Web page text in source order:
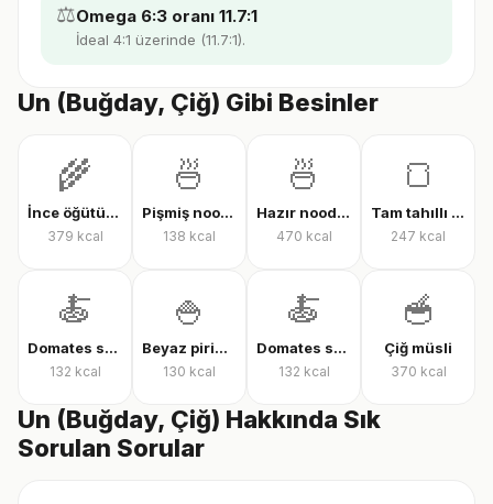
⚖️Omega 6:3 oranı 11.7:1
İdeal 4:1 üzerinde (11.7:1).
Un (Buğday, Çiğ) Gibi Besinler
🌾
İnce öğütülmüş yulaf (çiğ)
379 kcal
🍜
Pişmiş noodle
138 kcal
🍜
Hazır noodle (kuru)
470 kcal
🍞
Tam tahıllı tam buğday ekmeği
247 kcal
🍝
Domates soslu farfalle makarna
132 kcal
🍚
Beyaz pirinç, pişmiş
130 kcal
🍝
Domates soslu rigatoni
132 kcal
🥣
Çiğ müsli
370 kcal
Un (Buğday, Çiğ) Hakkında Sık
Sorulan Sorular